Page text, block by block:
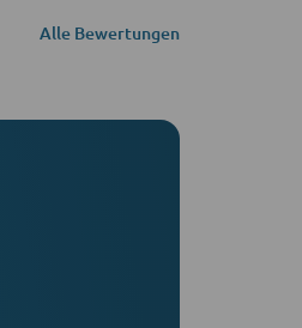
Alle Bewertungen